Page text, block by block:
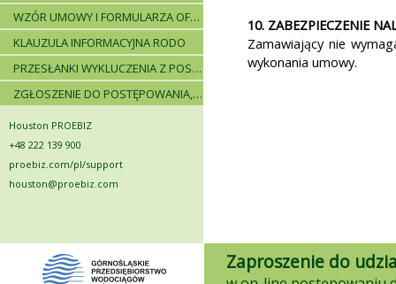
WZÓR UMOWY I FORMULARZA OFERTOWEGO
KLAUZULA INFORMACYJNA RODO
PRZESŁANKI WYKLUCZENIA Z POSTĘPOWANIA
ZGŁOSZENIE DO POSTĘPOWANIA, ZASADY I INSTRUKCJE
Houston PROEBIZ
+48 222 139 900
proebiz.com/pl/support
houston@proebiz.com
10. ZABEZPIECZENIE
Zamawiający nie
wykonania umowy.
Zaproszenie do